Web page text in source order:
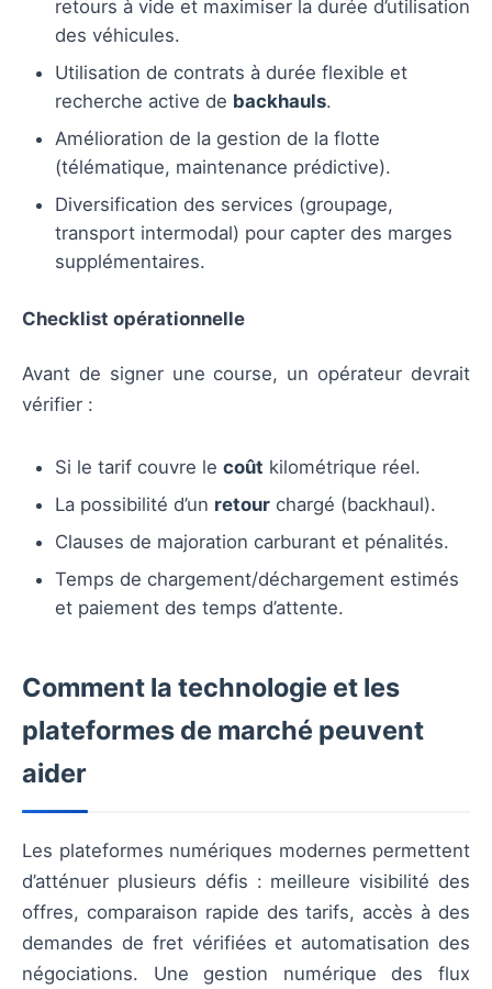
retours à vide et maximiser la durée d’utilisation
des véhicules.
Utilisation de contrats à durée flexible et
recherche active de backhauls.
Amélioration de la gestion de la flotte
(télématique, maintenance prédictive).
Diversification des services (groupage,
transport intermodal) pour capter des marges
supplémentaires.
Checklist opérationnelle
Avant de signer une course, un opérateur devrait
vérifier :
Si le tarif couvre le coût kilométrique réel.
La possibilité d’un retour chargé (backhaul).
Clauses de majoration carburant et pénalités.
Temps de chargement/déchargement estimés
et paiement des temps d’attente.
Comment la technologie et les
plateformes de marché peuvent
aider
Les plateformes numériques modernes permettent
d’atténuer plusieurs défis : meilleure visibilité des
offres, comparaison rapide des tarifs, accès à des
demandes de fret vérifiées et automatisation des
négociations. Une gestion numérique des flux